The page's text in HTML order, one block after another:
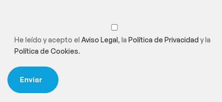
He leído y acepto el Aviso Legal, la Política de Privacidady la
Política de Cookies.